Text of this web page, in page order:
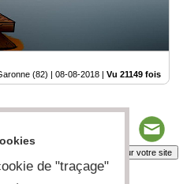
(82) | 08-08-2018 Vu 21149 fois
Insérez sur votre site
de "traçage"